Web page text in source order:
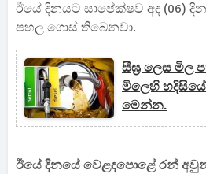
ඊයේ දිනයට සාපේක්ෂව අද (06)
පහල ගොස් තිබෙනවා.
සීඝ්‍ර ලෙස මිල
මිලෙහි
මෙන්න.
ඊයේ දිනයේ වෙළඳපොළේ රන්